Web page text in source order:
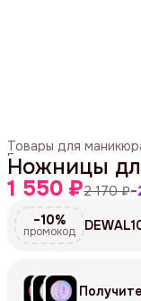
Товары для
Главная
Ножницы
1 550 ₽2 170 ₽−
−10%
промокод